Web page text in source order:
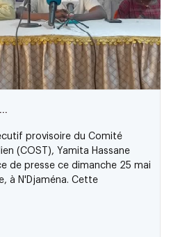
provisoire du Comité
(COST), Yamita Hassane
de presse ce dimanche 25 mai
à N'Djaména. Cette